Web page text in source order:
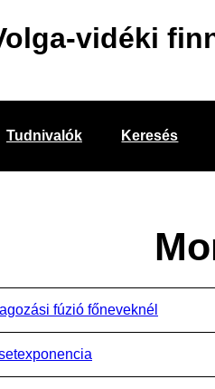
vidéki
Tudnivalók Keresés
fúzió főneveknél